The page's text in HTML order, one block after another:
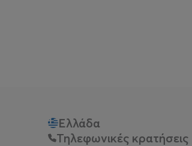
Ελλάδα
Τηλεφωνικές κρατήσεις